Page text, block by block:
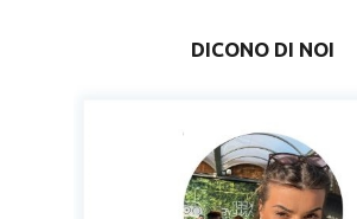
DICONO DI NOI